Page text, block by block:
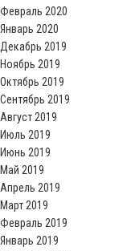
Февраль 2020
Январь 2020
Декабрь 2019
Ноябрь 2019
Октябрь 2019
Сентябрь 2019
Август 2019
Июль 2019
Июнь 2019
Май 2019
Апрель 2019
Март 2019
Февраль 2019
Январь 2019